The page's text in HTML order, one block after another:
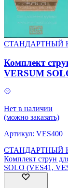
СТАНДАРТНЫЙ
Комплект
VERSUM
Нет в наличии
(можно заказать)
Артикул: VES400
СТАНДАРТНЫЙ
Комплект струн
SOLO (VES41,